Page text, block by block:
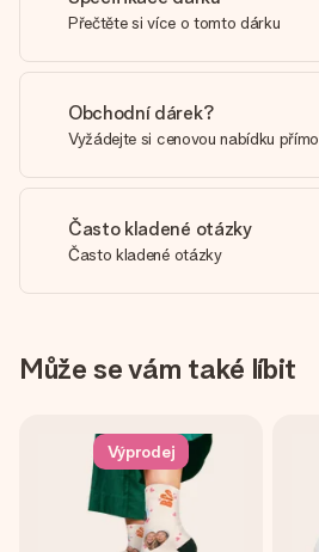
Přečtěte si více o tomto dárku
Obchodní dárek?
Vyžádejte si cenovou nabídku přímo
Často kladené otázky
Často kladené otázky
Může se vám také líbit
Výprodej